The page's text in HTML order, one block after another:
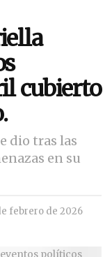
cubierto
dio tras las
en su
febrero de 2026